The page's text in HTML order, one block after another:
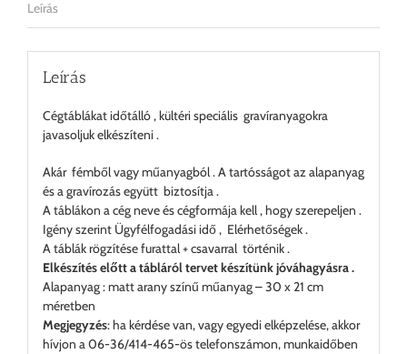
Leírás
Leírás
Cégtáblákat időtálló , kültéri speciális gravíranyagokra
javasoljuk elkészíteni .
Akár fémből vagy műanyagból . A tartósságot az alapanyag
és a gravírozás együtt biztosítja .
A táblákon a cég neve és cégformája kell , hogy szerepeljen .
Igény szerint Ügyfélfogadási idő , Elérhetőségek .
A táblák rögzítése furattal + csavarral történik .
Elkészítés előtt a tábláról tervet készítünk jóváhagyásra .
Alapanyag : matt arany színű műanyag – 30 x 21 cm
méretben
Megjegyzés: ha kérdése van, vagy egyedi elképzelése, akkor
hívjon a 06-36/414-465-ös telefonszámon, munkaidőben